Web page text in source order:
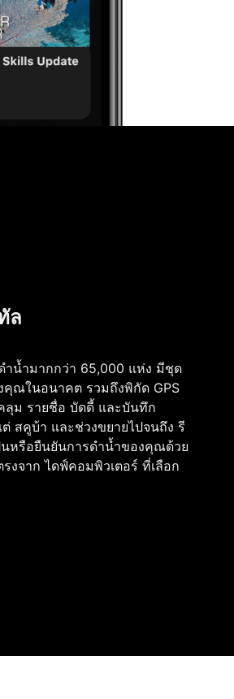
ล
น้ำมากกว่า 65,000 แห่ง มีชุด
ณในอนาคต รวมถึงพิกัด GPS
ม รายชื่อ บัดดี้ และบันทึก
สคูบ้า และช่วงขยายไปจนถึง รี
หรือยืนยันการดำน้ำของคุณด้วย
งจาก ไดฟ์คอมพิวเตอร์ ที่เลือก